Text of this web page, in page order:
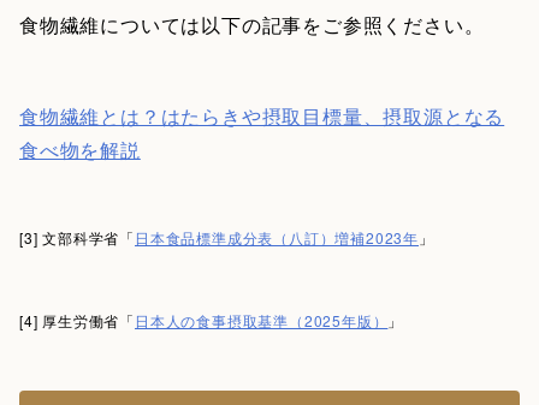
食物繊維については以下の記事をご参照ください。
食物繊維とは？はたらきや摂取目標量、摂取源となる
食べ物を解説
[3] 文部科学省「 日本食品標準成分表（八訂）増補2023年 」
[4] 厚生労働省「 日本人の食事摂取基準（2025年版） 」